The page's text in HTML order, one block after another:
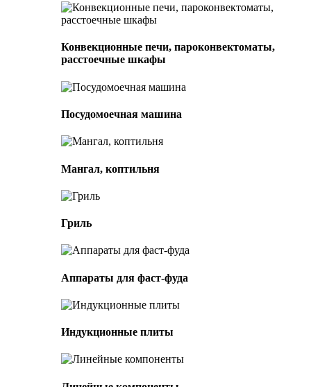
Конвекционные печи, пароконвектоматы,
расстоечные шкафы
Посудомоечная машина
Мангал, коптильня
Гриль
Аппараты для фаст-фуда
Индукционные плиты